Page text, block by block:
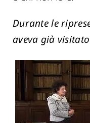
Durante le
aveva già